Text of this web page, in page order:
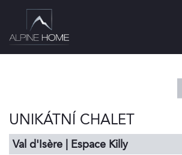
UNIKÁTNÍ CHALET
Val d'Isère | Espace Killy